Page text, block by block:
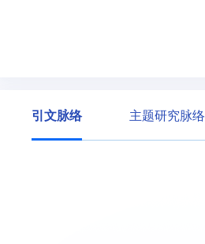
引文脉络 主题研究脉络